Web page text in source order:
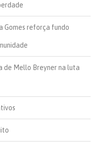
Gomes reforça fundo
de Mello Breyner na luta